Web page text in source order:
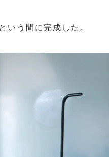
いう間に完成した。